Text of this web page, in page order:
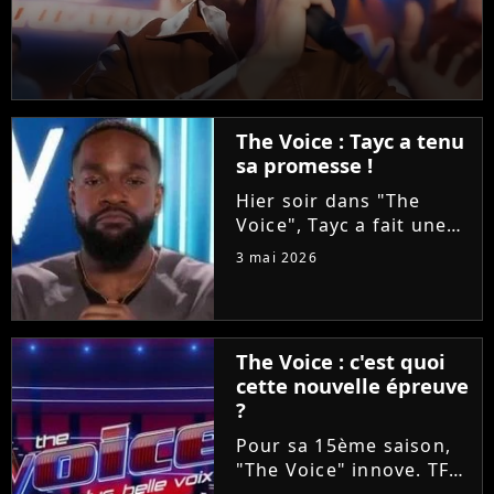
The Voice : Tayc a tenu
sa promesse !
Hier soir dans "The
Voice", Tayc a fait une
proposition en or à
enregistrer un duo sur
son nouvel album
"Joÿa". Et le chanteur a
tenu...
3 mai 2026
The Voice : c'est quoi
cette nouvelle épreuve
?
Pour sa 15ème saison,
"The Voice" innove. TF1